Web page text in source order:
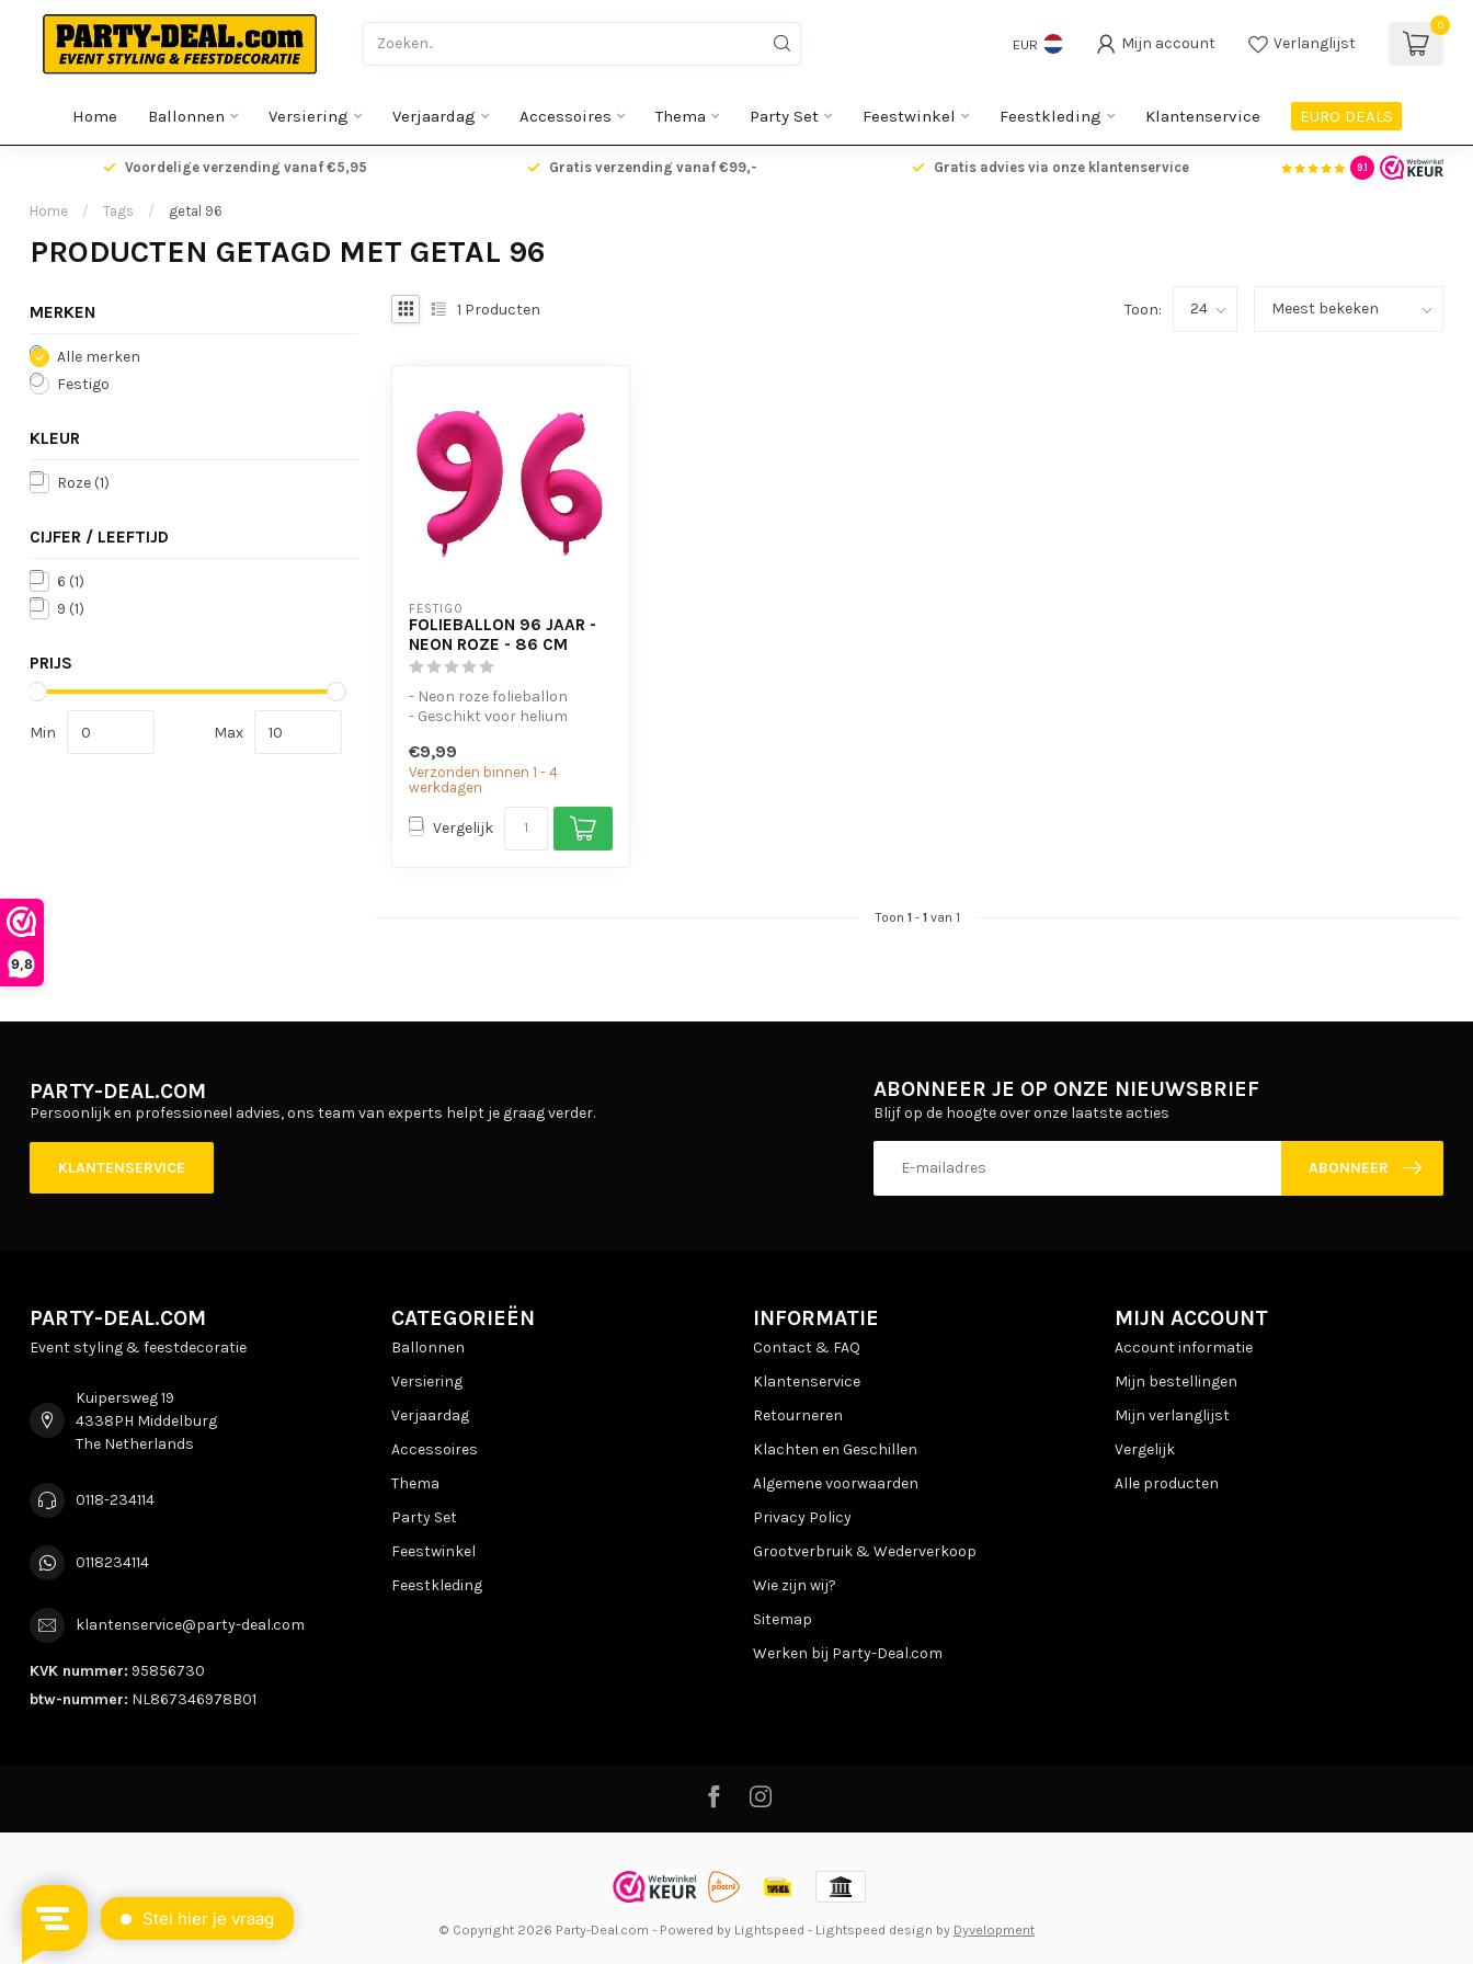
9,8
EUR Mijn account Verlanglijst
0
Home Ballonnen Versiering Verjaardag Accessoires Thema Party Set Feestwinkel Feestkleding Klantenservice EURO DEALS
Voordelige verzending vanaf €5,95 Gratis verzending vanaf €99,- Gratis advies via onze klantenservice 9.1
Home / Tags / getal 96
PRODUCTEN GETAGD MET GETAL 96
MERKEN
Alle merken
Festigo
KLEUR
Roze (1)
CIJFER / LEEFTIJD
6 (1)
9 (1)
PRIJS
Min Max
1 Producten Toon:
FESTIGO
FOLIEBALLON 96 JAAR -
NEON ROZE - 86 CM
- Neon roze folieballon
- Geschikt voor helium
op te...
€9,99
Verzonden binnen 1 - 4
werkdagen
Vergelijk
Toon 1- 1van 1
PARTY-DEAL.COM
Persoonlijk en professioneel advies, ons team van experts helpt je graag verder.
KLANTENSERVICE
ABONNEER JE OP ONZE NIEUWSBRIEF
Blijf op de hoogte over onze laatste acties
ABONNEER
PARTY-DEAL.COM
Event styling & feestdecoratie
Kuipersweg 19
4338PH Middelburg
The Netherlands
0118-234114
0118234114
klantenservice@party-deal.com
KVK nummer: 95856730
btw-nummer: NL867346978B01
CATEGORIEËN
Ballonnen
Versiering
Verjaardag
Accessoires
Thema
Party Set
Feestwinkel
Feestkleding
INFORMATIE
Contact & FAQ
Klantenservice
Retourneren
Klachten en Geschillen
Algemene voorwaarden
Privacy Policy
Grootverbruik & Wederverkoop
Wie zijn wij?
Sitemap
Werken bij Party-Deal.com
MIJN ACCOUNT
Account informatie
Mijn bestellingen
Mijn verlanglijst
Vergelijk
Alle producten
© Copyright 2026 Party-Deal.com - Powered by Lightspeed - Lightspeed design by Dyvelopment